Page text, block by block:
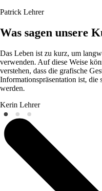
Patrick Lehrer
Was sagen unsere
Das Leben ist zu kurz, um
verwenden. Auf diese Weise
verstehen, dass die grafische
Informationspräsentation ist, die
werden.
Kerin Lehrer